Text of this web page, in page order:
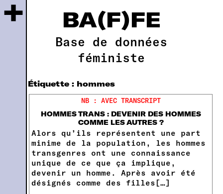
BA(F)FE
Base de données
féministe
+
Étiquette : hommes
NB : AVEC TRANSCRIPT
HOMMES TRANS : DEVENIR DES HOMMES
COMME LES AUTRES ?
Alors qu’ils représentent une part
minime de la population, les hommes
transgenres ont une connaissance
unique de ce que ça implique,
devenir un homme. Après avoir été
désignés comme des filles[…]